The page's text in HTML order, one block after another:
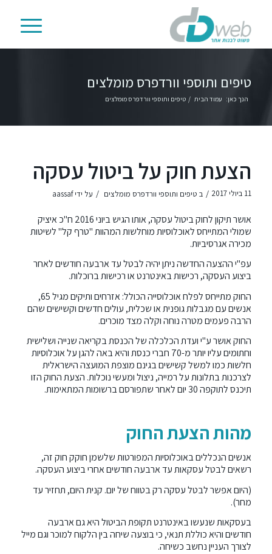
טיפים ותוספי וורדפרס מומלצים
הנך כאן: עמוד הבית / טיפים ותוספי וורדפרס מומלצים
הצעת חוק על ביטול עסקה
11 ביולי 2017 / ב טיפים ותוספי וורדפרס מומלצים / על ידיaassaf
אושר תיקון לחוק ביטול עסקה, אותו הגיש ביוני 2016 ח"כ איציק
שמולי המתייחס לאוכלוסיות מוחלשות המהוות "טרף קל" לשיטות
מכירה אגרסיביות.
עפ"י ההצעה החדשה ניתן יהיה לבטל עד ארבעה חודשים לאחר
ביצוע העסקה, רכישות באינטרנט או רכישות ברוכלות.
החוק מתייחס לפלח אוכלוסייה הכולל: אזרחים ותיקים מגיל 65,
אנשים עם מגבלות גופנית או שכלית, עולים חדשים וקשישים שהם
הרבה פעמים מטרה נוחה וקלה מצד מוכרים.
החוק אושר ע"י ועדת הכלכלה של הכנסת בקריאה שנייה ושלישית
וחתומים עליו יותר מ-70 חברי כנסת והיא באה להגן על אוכלוסיות
חלשות כמו למשל קשישים בגינם מוצפת המועצה הישראלית
לצרכנות בתלונות על רמייה, ניצול ומעשי נוכלות. הצעת החוק הזו
תיכנס לתוקפה 30 יום לאחר שתפורסם ברשומות המתאימות.
מהות הצעת החוק
אנשים הנכללים באוכלוסיות המפורטות שלשמן חוקק חוק זה,
רשאים לבטל עסקאות עד ארבעה חודשים אחרי ביצוע העסקה.
(היום אפשר לבטל עסקה רק בטווח של יום. קנית היום, תחזיר עד
מחר).
בעסקאות שנעשו באינטרנט תקופת הביטול היא גם ארבעה
חודשים והיא כוללת תנאי, כי בוצעה שיחה בין הלקוח למוכר וגם מייל
לצורך העניין נחשב כשיחה.